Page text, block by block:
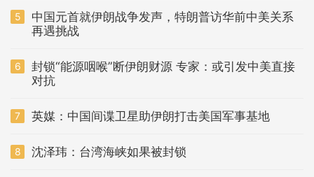
5
中国元首就伊朗战争发声，特朗普访华前中美关系
再遇挑战
6
封锁“能源咽喉”断伊朗财源 专家：或引发中美直接
对抗
7 英媒：中国间谍卫星助伊朗打击美国军事基地
8 沈泽玮：台湾海峡如果被封锁